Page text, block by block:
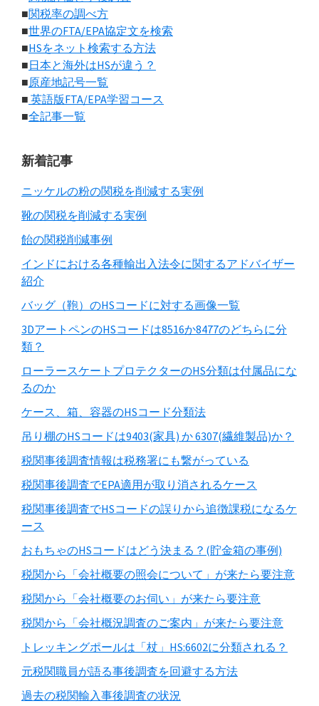
■関税率の調べ方
■世界のFTA/EPA協定文を検索
■HSをネット検索する方法
■日本と海外はHSが違う？
■原産地記号一覧
■ 英語版FTA/EPA学習コース
■全記事一覧
新着記事
ニッケルの粉の関税を削減する実例
靴の関税を削減する実例
飴の関税削減事例
インドにおける各種輸出入法令に関するアドバイザー
紹介
バッグ（鞄）のHSコードに対する画像一覧
3DアートペンのHSコードは8516か8477のどちらに分
類？
ローラースケートプロテクターのHS分類は付属品にな
るのか
ケース、箱、容器のHSコード分類法
吊り棚のHSコードは9403(家具) か 6307(繊維製品)か？
税関事後調査情報は税務署にも繋がっている
税関事後調査でEPA適用が取り消されるケース
税関事後調査でHSコードの誤りから追徴課税になるケ
ース
おもちゃのHSコードはどう決まる？(貯金箱の事例)
税関から「会社概要の照会について」が来たら要注意
税関から「会社概要のお伺い」が来たら要注意
税関から「会社概況調査のご案内」が来たら要注意
トレッキングポールは「杖」HS:6602に分類される？
元税関職員が語る事後調査を回避する方法
過去の税関輸入事後調査の状況